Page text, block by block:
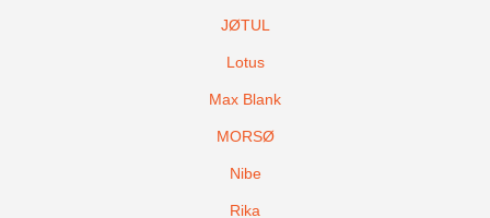
JØTUL
Lotus
Max Blank
MORSØ
Nibe
Rika